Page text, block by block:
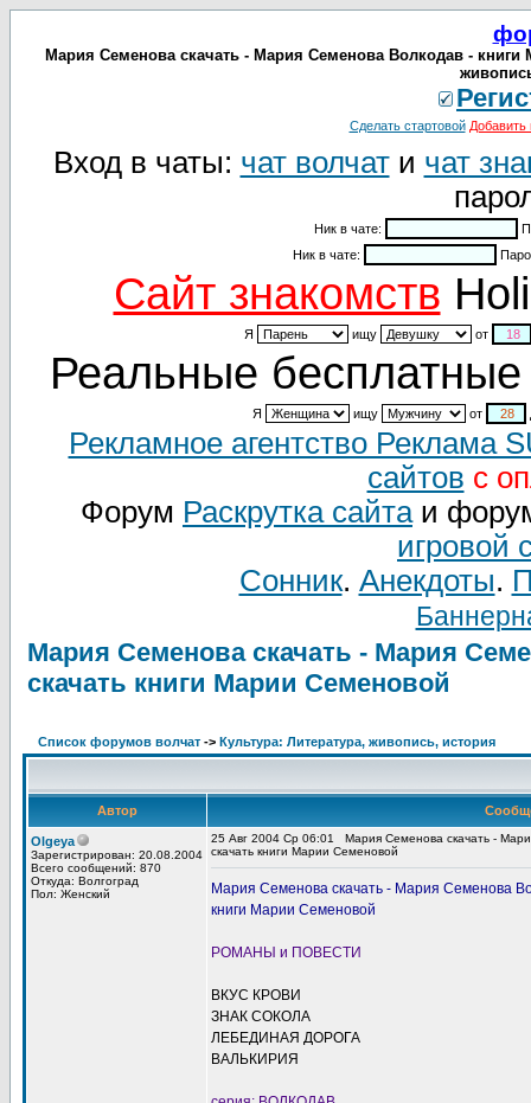
Мария Семенова скачать - Мария Семенова Волкодав -
Сделать стартовой Добавить
Вход в чаты: чат волчати чат
Ник в чате:
Ник в чате:
Cайт знакомств
Я ищу от
Реальные бесплатные
Я ищу от
Рекламное агентство Реклама
сайтов с
Форум Раскрутка сайтаи
игровой
Сонник. Анекдоты.
Мария Семенова скачать - Мария
скачать книги Марии Семеновой
Список форумов волчат -> Культура: Литература, живопись, история
Автор
Olgeya
Зарегистрирован: 20.08.2004
Всего сообщений: 870
Откуда: Волгоград
Пол: Женский
25 Авг 2004 Ср 06:01
Мария Семенова скачать -
скачать книги Марии Семеновой
Мария Семенова скачать - Мария Семенова
книги Марии Семеновой
РОМАНЫ и ПОВЕСТИ
ВКУС КРОВИ
ЗНАК СОКОЛА
ЛЕБЕДИНАЯ ДОРОГА
ВАЛЬКИРИЯ